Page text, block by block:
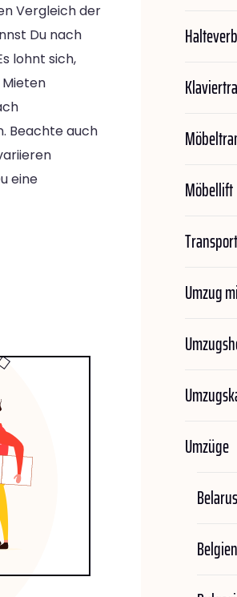
Vergleich der
Du nach
lohnt sich,
Beachte auch
eine
Möbellift
Umzug
Umzüge
Belarus
Belgien